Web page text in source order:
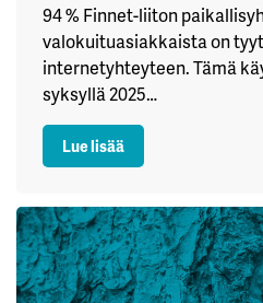
94 % Finnet-liiton
valokuituasiakkaista on
internetyhteyteen. Tämä
syksyllä 2025…
Lue lisää: Paikallisuus ohjaa